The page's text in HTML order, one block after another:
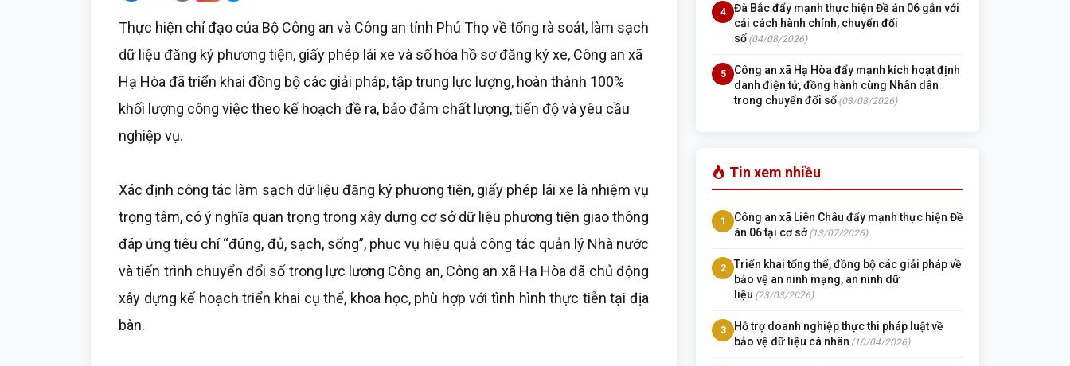
Thực hiện chỉ đạo của Bộ Công an và Công an tỉnh Phú Thọ về tổng rà soát, làm sạch
dữ liệu đăng ký phương tiện, giấy phép lái xe và số hóa hồ sơ đăng ký xe, Công an xã
Hạ Hòa đã triển khai đồng bộ các giải pháp, tập trung lực lượng, hoàn thành 100%
khối lượng công việc theo kế hoạch đề ra, bảo đảm chất lượng, tiến độ và yêu cầu
nghiệp vụ.
Xác định công tác làm sạch dữ liệu đăng ký phương tiện, giấy phép lái xe là nhiệm vụ
trọng tâm, có ý nghĩa quan trọng trong xây dựng cơ sở dữ liệu phương tiện giao thông
đáp ứng tiêu chí “đúng, đủ, sạch, sống”, phục vụ hiệu quả công tác quản lý Nhà nước
và tiến trình chuyển đổi số trong lực lượng Công an, Công an xã Hạ Hòa đã chủ động
xây dựng kế hoạch triển khai cụ thể, khoa học, phù hợp với tình hình thực tiễn tại địa
bàn.
4
Đà Bắc đẩy mạnh thực hiện Đề án 06 gắn với
cải cách hành chính, chuyển đổi
số (04/08/2026)
5
Công an xã Hạ Hòa đẩy mạnh kích hoạt định
danh điện tử, đồng hành cùng Nhân dân
trong chuyển đổi số (03/08/2026)
Tin xem nhiều
1
Công an xã Liên Châu đẩy mạnh thực hiện Đề
án 06 tại cơ sở (13/07/2026)
2
Triển khai tổng thể, đồng bộ các giải pháp về
bảo vệ an ninh mạng, an ninh dữ
liệu (23/03/2026)
3
Hỗ trợ doanh nghiệp thực thi pháp luật về
bảo vệ dữ liệu cá nhân (10/04/2026)